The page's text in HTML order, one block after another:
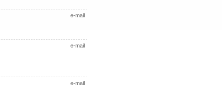
e-mail
e-mail
e-mail